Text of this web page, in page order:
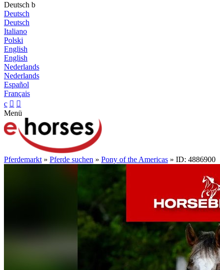
Deutsch b
Deutsch
Deutsch
Italiano
Polski
English
English
Nederlands
Nederlands
Español
Français
c  
Menü
Pferdemarkt » Pferde suchen » Pony of the Americas » ID: 4886900